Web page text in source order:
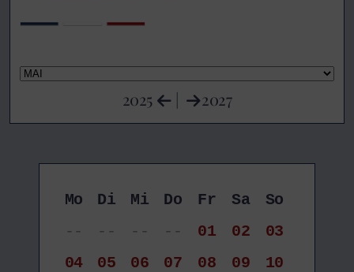
2025 | 2027
Mo Di Mi Do Fr Sa
So
--
-- -- -- 01 02
03
04
05 06 07 08 09
10